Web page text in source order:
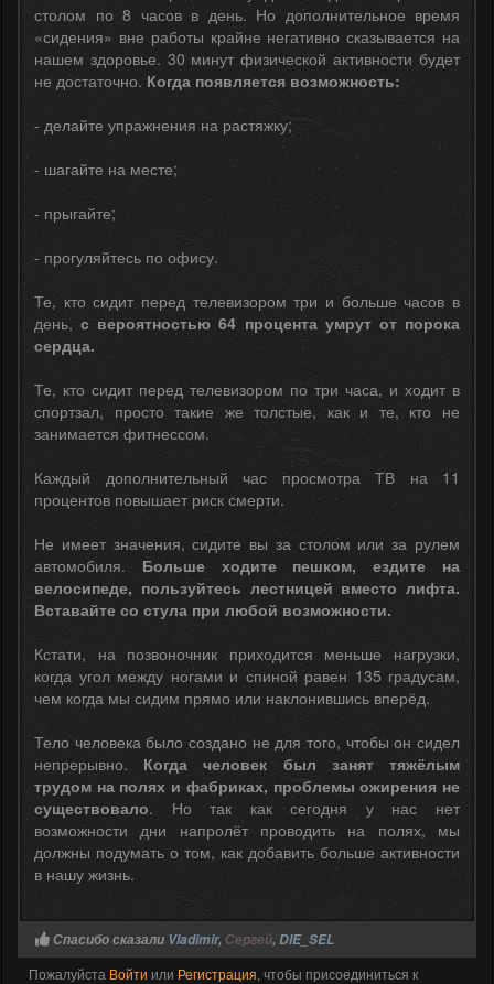
столом по 8 часов в день. Но дополнительное время
«сидения» вне работы крайне негативно сказывается на
нашем здоровье. 30 минут физической активности будет
не достаточно. Когда появляется возможность:
- делайте упражнения на растяжку;
- шагайте на месте;
- прыгайте;
- прогуляйтесь по офису.
Те, кто сидит перед телевизором три и больше часов в
день,с вероятностью 64 процента умрут от порока
сердца.
Те, кто сидит перед телевизором по три часа, и ходит в
спортзал, просто такие же толстые, как и те, кто не
занимается фитнессом.
Каждый дополнительный час просмотра ТВ на 11
процентов повышает риск смерти.
Не имеет значения, сидите вы за столом или за рулем
автомобиля. Больше ходите пешком, ездите на
велосипеде, пользуйтесь лестницей вместо лифта.
Вставайте со стула при любой возможности.
Кстати, на позвоночник приходится меньше нагрузки,
когда угол между ногами и спиной равен 135 градусам,
чем когда мы сидим прямо или наклонившись вперёд.
Тело человека было создано не для того, чтобы он сидел
непрерывно. Когда человек был занят тяжёлым
трудом на полях и фабриках, проблемы ожирения не
существовало. Но так как сегодня у нас нет
возможности дни напролёт проводить на полях, мы
должны подумать о том, как добавить больше активности
в нашу жизнь.
Спасибо сказали Vladimir, Сергей, DIE_SEL
Пожалуйста Войти или Регистрация, чтобы присоединиться к